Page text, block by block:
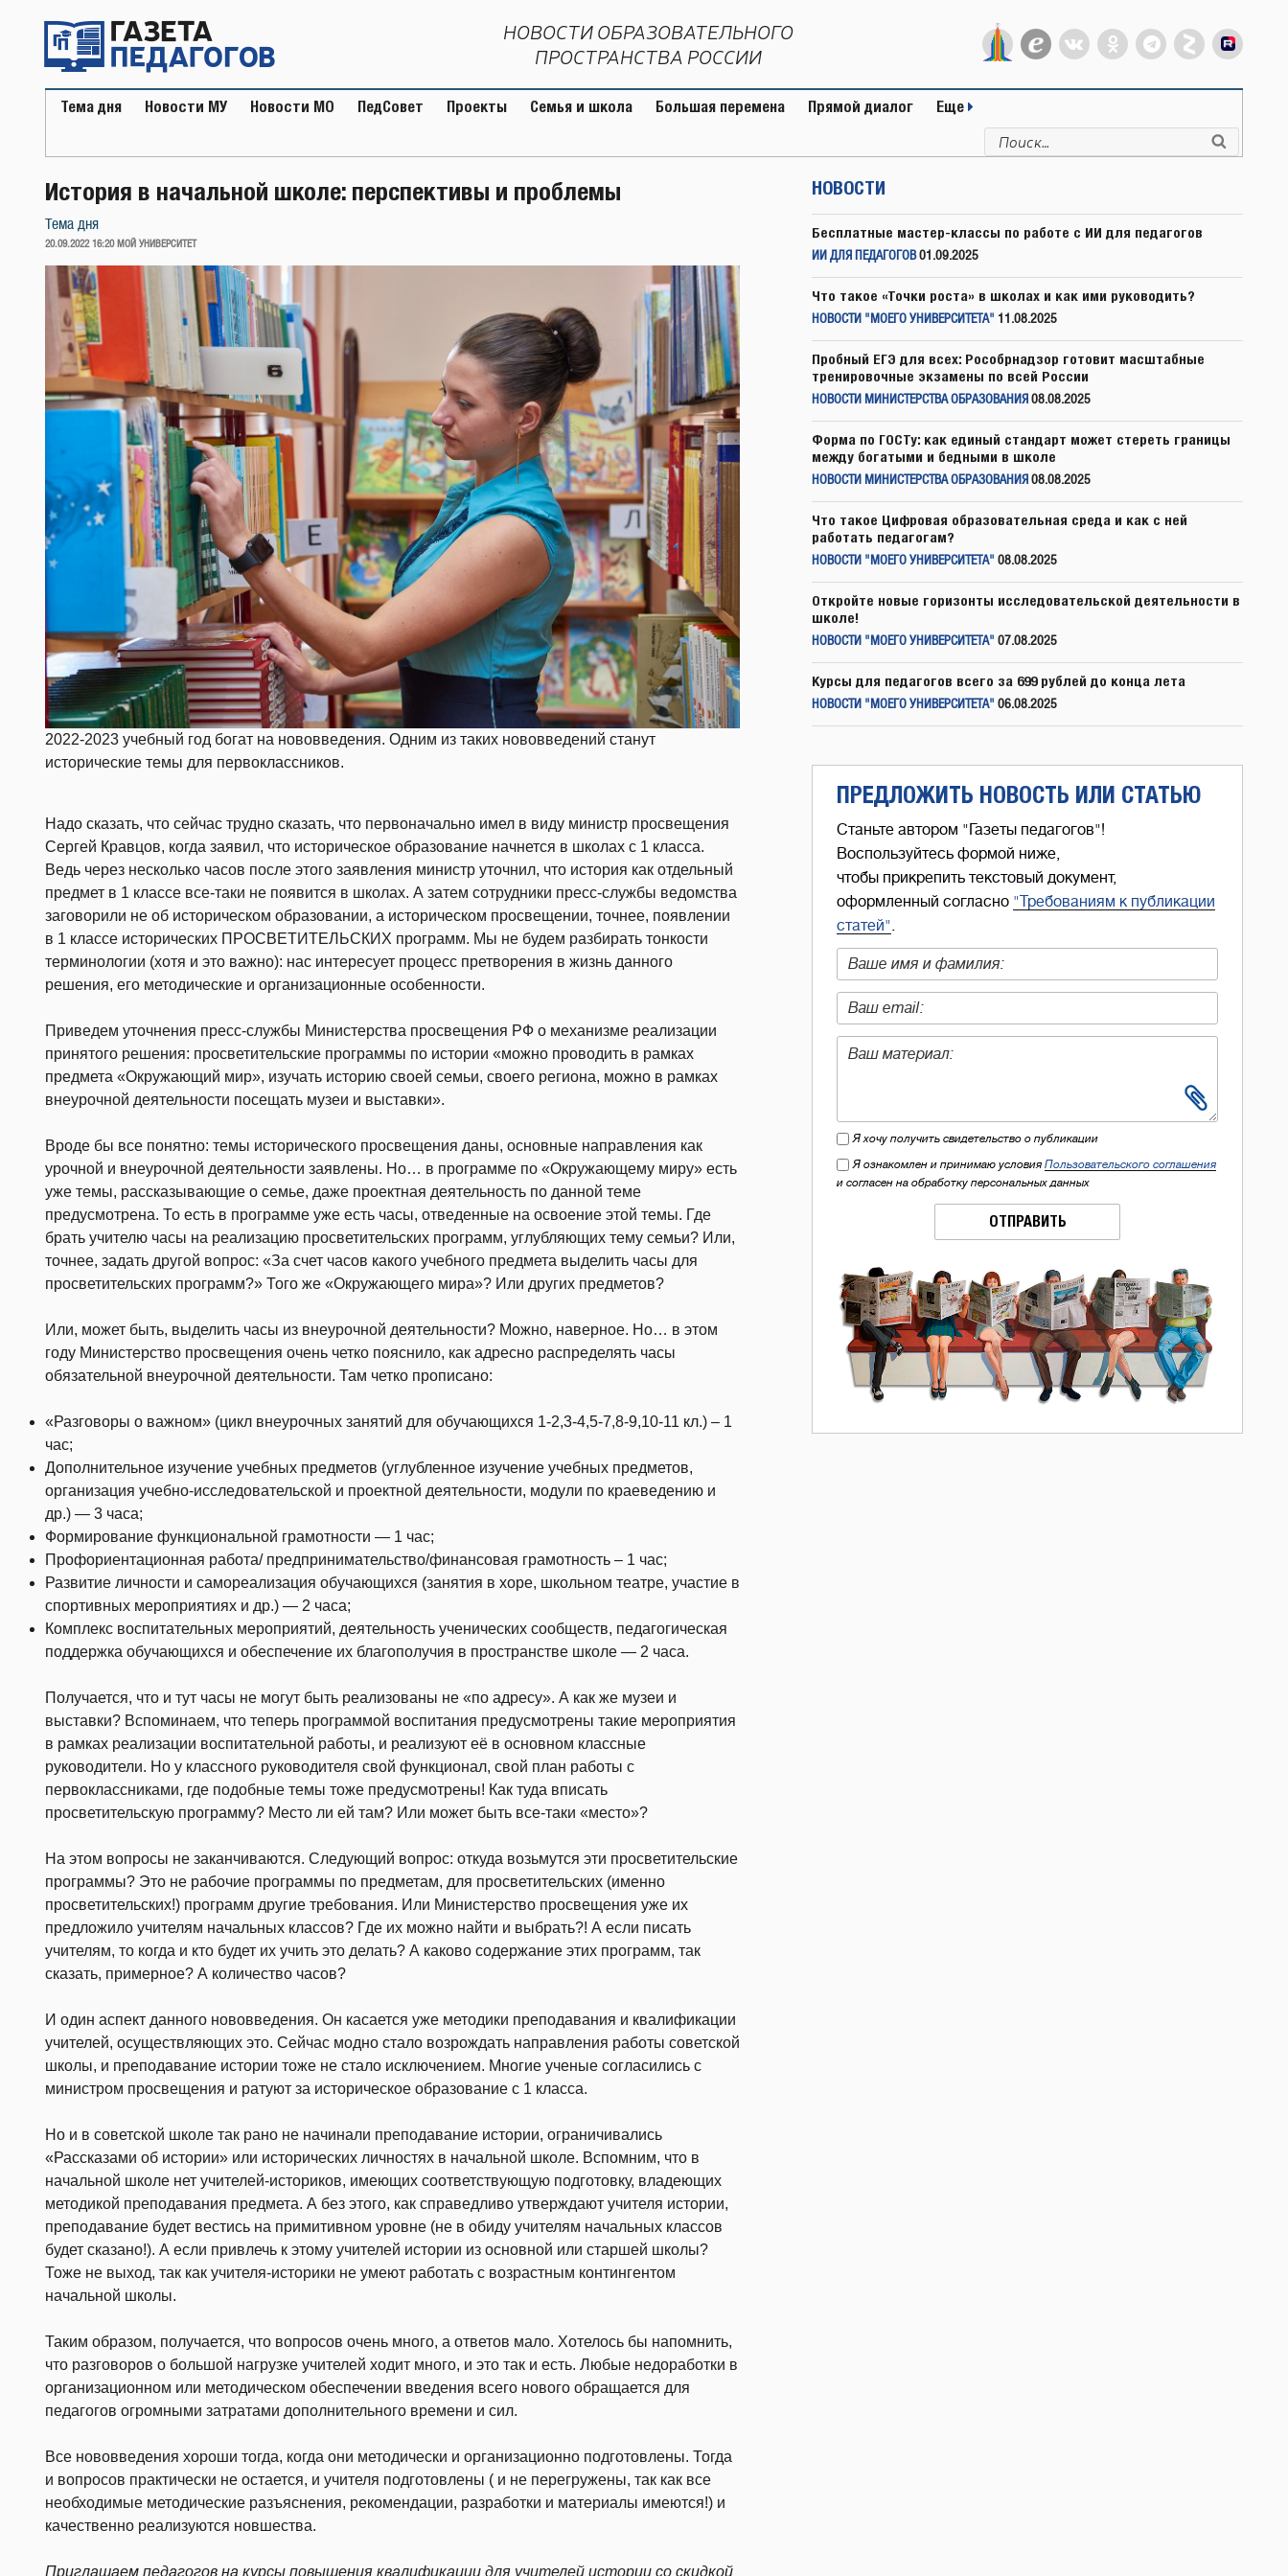
содержимому
НОВОСТИ ОБРАЗОВАТЕЛЬНОГО
ПРОСТРАНСТВА РОССИИ
Тема дня Новости МУ Новости МО ПедСовет Проекты Семья и школа Большая перемена Прямой диалог Еще
Искать:
История в начальной школе: перспективы и проблемы
Тема дня
ОПУБЛИКОВАНО
20.09.2022 16:20 МОЙ УНИВЕРСИТЕТ
2022-2023 учебный год богат на нововведения. Одним из таких нововведений станут
исторические темы для первоклассников.
Надо сказать, что сейчас трудно сказать, что первоначально имел в виду министр просвещения
Сергей Кравцов, когда заявил, что историческое образование начнется в школах с 1 класса.
Ведь через несколько часов после этого заявления министр уточнил, что история как отдельный
предмет в 1 классе все-таки не появится в школах. А затем сотрудники пресс-службы ведомства
заговорили не об историческом образовании, а историческом просвещении, точнее, появлении
в 1 классе исторических ПРОСВЕТИТЕЛЬСКИХ программ. Мы не будем разбирать тонкости
терминологии (хотя и это важно): нас интересует процесс претворения в жизнь данного
решения, его методические и организационные особенности.
Приведем уточнения пресс-службы Министерства просвещения РФ о механизме реализации
принятого решения: просветительские программы по истории «можно проводить в рамках
предмета «Окружающий мир», изучать историю своей семьи, своего региона, можно в рамках
внеурочной деятельности посещать музеи и выставки».
Вроде бы все понятно: темы исторического просвещения даны, основные направления как
урочной и внеурочной деятельности заявлены. Но… в программе по «Окружающему миру» есть
уже темы, рассказывающие о семье, даже проектная деятельность по данной теме
предусмотрена. То есть в программе уже есть часы, отведенные на освоение этой темы. Где
брать учителю часы на реализацию просветительских программ, углубляющих тему семьи? Или,
точнее, задать другой вопрос: «За счет часов какого учебного предмета выделить часы для
просветительских программ?» Того же «Окружающего мира»? Или других предметов?
Или, может быть, выделить часы из внеурочной деятельности? Можно, наверное. Но… в этом
году Министерство просвещения очень четко пояснило, как адресно распределять часы
обязательной внеурочной деятельности. Там четко прописано:
«Разговоры о важном» (цикл внеурочных занятий для обучающихся 1-2,3-4,5-7,8-9,10-11 кл.) – 1
час;
Дополнительное изучение учебных предметов (углубленное изучение учебных предметов,
организация учебно-исследовательской и проектной деятельности, модули по краеведению и
др.) — 3 часа;
Формирование функциональной грамотности — 1 час;
Профориентационная работа/ предпринимательство/финансовая грамотность – 1 час;
Развитие личности и самореализация обучающихся (занятия в хоре, школьном театре, участие в
спортивных мероприятиях и др.) — 2 часа;
Комплекс воспитательных мероприятий, деятельность ученических сообществ, педагогическая
поддержка обучающихся и обеспечение их благополучия в пространстве школе — 2 часа.
Получается, что и тут часы не могут быть реализованы не «по адресу». А как же музеи и
выставки? Вспоминаем, что теперь программой воспитания предусмотрены такие мероприятия
в рамках реализации воспитательной работы, и реализуют её в основном классные
руководители. Но у классного руководителя свой функционал, свой план работы с
первоклассниками, где подобные темы тоже предусмотрены! Как туда вписать
просветительскую программу? Место ли ей там? Или может быть все-таки «место»?
На этом вопросы не заканчиваются. Следующий вопрос: откуда возьмутся эти просветительские
программы? Это не рабочие программы по предметам, для просветительских (именно
просветительских!) программ другие требования. Или Министерство просвещения уже их
предложило учителям начальных классов? Где их можно найти и выбрать?! А если писать
учителям, то когда и кто будет их учить это делать? А каково содержание этих программ, так
сказать, примерное? А количество часов?
И один аспект данного нововведения. Он касается уже методики преподавания и квалификации
учителей, осуществляющих это. Сейчас модно стало возрождать направления работы советской
школы, и преподавание истории тоже не стало исключением. Многие ученые согласились с
министром просвещения и ратуют за историческое образование с 1 класса.
Но и в советской школе так рано не начинали преподавание истории, ограничивались
«Рассказами об истории» или исторических личностях в начальной школе. Вспомним, что в
начальной школе нет учителей-историков, имеющих соответствующую подготовку, владеющих
методикой преподавания предмета. А без этого, как справедливо утверждают учителя истории,
преподавание будет вестись на примитивном уровне (не в обиду учителям начальных классов
будет сказано!). А если привлечь к этому учителей истории из основной или старшей школы?
Тоже не выход, так как учителя-историки не умеют работать с возрастным контингентом
начальной школы.
Таким образом, получается, что вопросов очень много, а ответов мало. Хотелось бы напомнить,
что разговоров о большой нагрузке учителей ходит много, и это так и есть. Любые недоработки в
организационном или методическом обеспечении введения всего нового обращается для
педагогов огромными затратами дополнительного времени и сил.
Все нововведения хороши тогда, когда они методически и организационно подготовлены. Тогда
и вопросов практически не остается, и учителя подготовлены ( и не перегружены, так как все
необходимые методические разъяснения, рекомендации, разработки и материалы имеются!) и
качественно реализуются новшества.
Приглашаем педагогов на курсы повышения квалификации для учителей истории со скидкой
НОВОСТИ
Бесплатные мастер-классы по работе с ИИ для педагогов
ИИ ДЛЯ ПЕДАГОГОВ 01.09.2025
Что такое «Точки роста» в школах и как ими руководить?
НОВОСТИ "МОЕГО УНИВЕРСИТЕТА" 11.08.2025
Пробный ЕГЭ для всех: Рособрнадзор готовит масштабные
тренировочные экзамены по всей России
НОВОСТИ МИНИСТЕРСТВА ОБРАЗОВАНИЯ 08.08.2025
Форма по ГОСТу: как единый стандарт может стереть границы
между богатыми и бедными в школе
НОВОСТИ МИНИСТЕРСТВА ОБРАЗОВАНИЯ 08.08.2025
Что такое Цифровая образовательная среда и как с ней
работать педагогам?
НОВОСТИ "МОЕГО УНИВЕРСИТЕТА" 08.08.2025
Откройте новые горизонты исследовательской деятельности в
школе!
НОВОСТИ "МОЕГО УНИВЕРСИТЕТА" 07.08.2025
Курсы для педагогов всего за 699 рублей до конца лета
НОВОСТИ "МОЕГО УНИВЕРСИТЕТА" 06.08.2025
ПРЕДЛОЖИТЬ НОВОСТЬ ИЛИ СТАТЬЮ
Станьте автором "Газеты педагогов"!
Воспользуйтесь формой ниже,
чтобы прикрепить текстовый документ,
оформленный согласно "Требованиям к публикации
статей".
Я хочу получить свидетельство о публикации
Я ознакомлен и принимаю условия Пользовательского соглашения
и согласен на обработку персональных данных
ОТПРАВИТЬ